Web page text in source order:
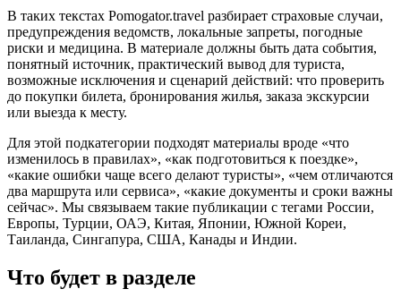
В таких текстах Pomogator.travel разбирает страховые случаи,
предупреждения ведомств, локальные запреты, погодные
риски и медицина. В материале должны быть дата события,
понятный источник, практический вывод для туриста,
возможные исключения и сценарий действий: что проверить
до покупки билета, бронирования жилья, заказа экскурсии
или выезда к месту.
Для этой подкатегории подходят материалы вроде «что
изменилось в правилах», «как подготовиться к поездке»,
«какие ошибки чаще всего делают туристы», «чем отличаются
два маршрута или сервиса», «какие документы и сроки важны
сейчас». Мы связываем такие публикации с тегами России,
Европы, Турции, ОАЭ, Китая, Японии, Южной Кореи,
Таиланда, Сингапура, США, Канады и Индии.
Что будет в разделе